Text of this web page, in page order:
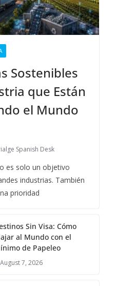
Sostenibles
que Están
el Mundo
Spanish Desk
es solo un objetivo
industrias. También
prioridad
Sin Visa: Cómo
al Mundo con el
de Papeleo
August 7, 2026